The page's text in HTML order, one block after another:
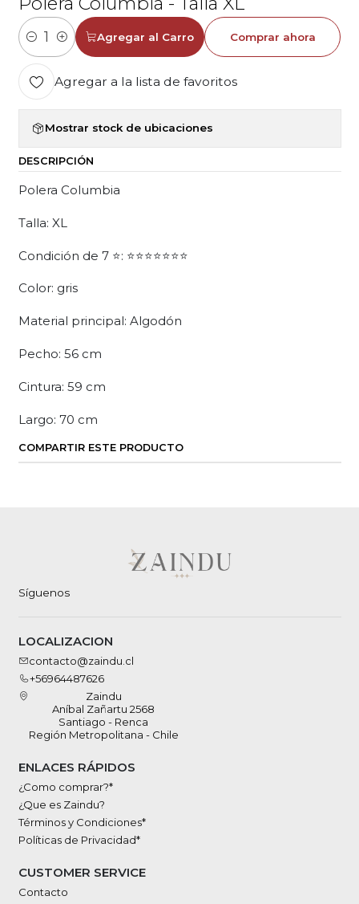
Cantidad
Agregar al Carro Comprar ahora
Agregar a la lista de favoritos
Mostrar stock de ubicaciones
DESCRIPCIÓN
Polera Columbia
Talla: XL
Condición de 7 ⭐: ⭐⭐⭐⭐⭐⭐⭐
Color: gris
Material principal: Algodón
Pecho: 56 cm
Cintura: 59 cm
Largo: 70 cm
COMPARTIR ESTE PRODUCTO
Síguenos
LOCALIZACION
contacto@zaindu.cl
+56964487626
Zaindu
Aníbal Zañartu 2568
Santiago - Renca
Región Metropolitana - Chile
ENLACES RÁPIDOS
¿Como comprar?*
¿Que es Zaindu?
Términos y Condiciones*
Políticas de Privacidad*
CUSTOMER SERVICE
Contacto